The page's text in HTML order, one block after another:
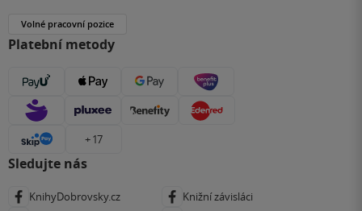
Volné pracovní pozice
Platební metody
+ 17
Sledujte nás
KnihyDobrovsky.cz
Knižní závisláci